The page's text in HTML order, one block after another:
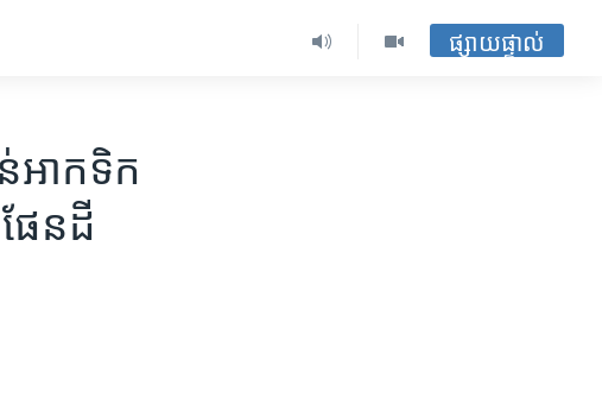
ផ្សាយផ្ទាល់
អាកទិក​​
ែនដី